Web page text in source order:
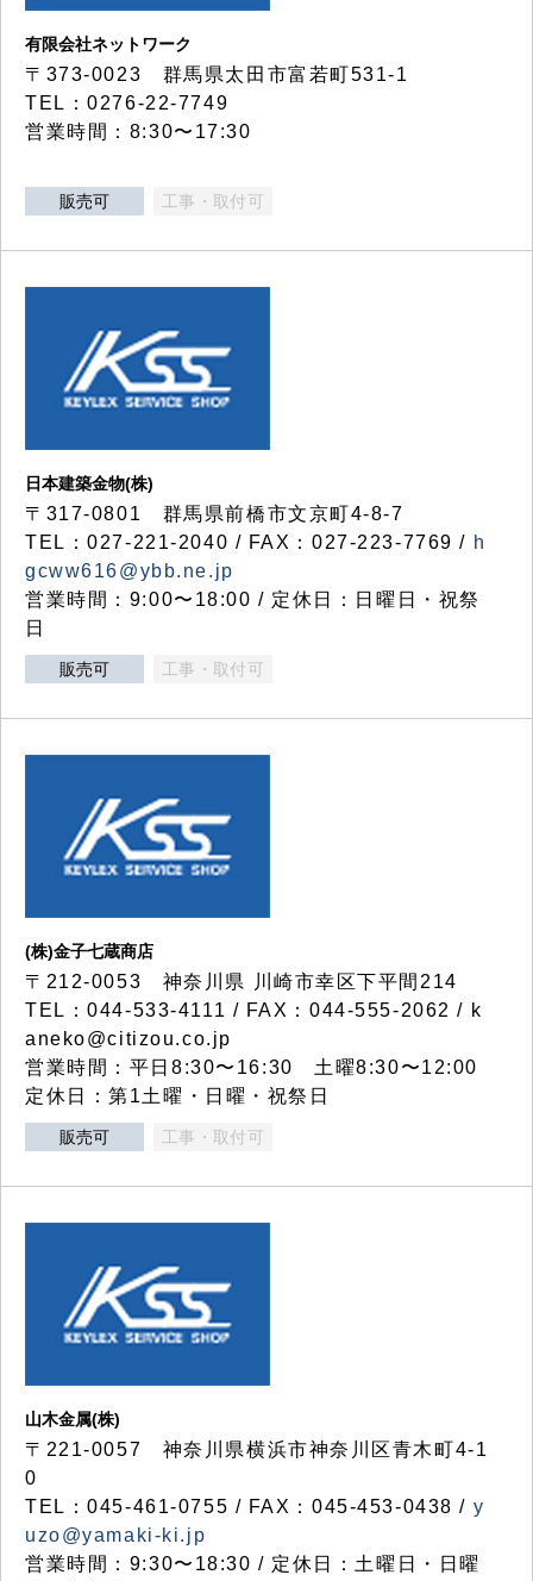
有限会社ネットワーク
〒373-0023 群馬県太田市富若町531-1
TEL：0276-22-7749
営業時間：8:30〜17:30
販売可 工事・取付可
日本建築金物(株)
〒317‐0801 群馬県前橋市文京町4-8-7
TEL：027-221-2040 / FAX：027-223-7769 / h
gcww616@ybb.ne.jp
営業時間：9:00〜18:00 / 定休日：日曜日・祝祭
日
販売可 工事・取付可
(株)金子七蔵商店
〒212-0053 神奈川県 川崎市幸区下平間214
TEL：044-533-4111 / FAX：044-555-2062 / k
aneko@citizou.co.jp
営業時間：平日8:30〜16:30 土曜8:30〜12:00
定休日：第1土曜・日曜・祝祭日
販売可 工事・取付可
山木金属(株)
〒221-0057 神奈川県横浜市神奈川区青木町4-1
0
TEL：045-461-0755 / FAX：045-453-0438 / y
uzo@yamaki-ki.jp
営業時間：9:30〜18:30 / 定休日：土曜日・日曜